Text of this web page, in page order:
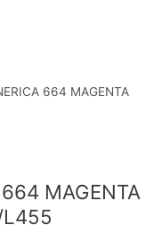
664 MAGENTA
MAGENTA
L455